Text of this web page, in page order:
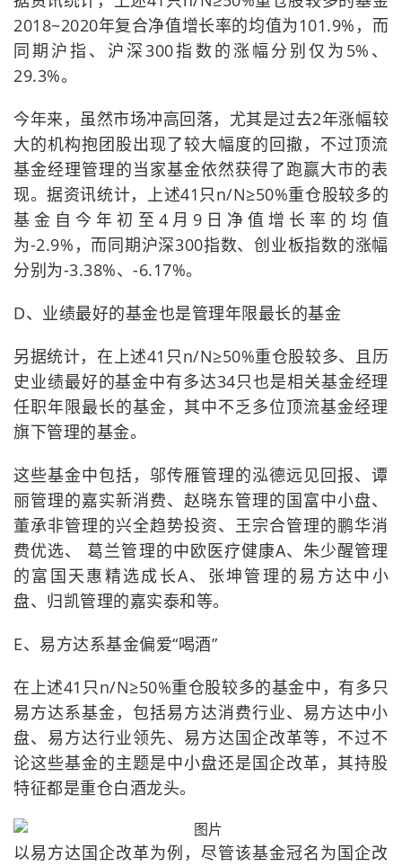
2018~2020年复合净值增长率的均值为101.9%，而
同期沪指、沪深300指数的涨幅分别仅为5%、
29.3%。
今年来，虽然市场冲高回落，尤其是过去2年涨幅较
大的机构抱团股出现了较大幅度的回撤，不过顶流
基金经理管理的当家基金依然获得了跑赢大市的表
现。据资讯统计，上述41只n/N≥50%重仓股较多的
基金自今年初至4月9日净值增长率的均值
为-2.9%，而同期沪深300指数、创业板指数的涨幅
分别为-3.38%、-6.17%。
D、业绩最好的基金也是管理年限最长的基金
另据统计，在上述41只n/N≥50%重仓股较多、且历
史业绩最好的基金中有多达34只也是相关基金经理
任职年限最长的基金，其中不乏多位顶流基金经理
旗下管理的基金。
这些基金中包括，邬传雁管理的泓德远见回报、谭
丽管理的嘉实新消费、赵晓东管理的国富中小盘、
董承非管理的兴全趋势投资、王宗合管理的鹏华消
费优选、 葛兰管理的中欧医疗健康A、朱少醒管理
的富国天惠精选成长A、张坤管理的易方达中小
盘、归凯管理的嘉实泰和等。
E、易方达系基金偏爱“喝酒”
在上述41只n/N≥50%重仓股较多的基金中，有多只
易方达系基金，包括易方达消费行业、易方达中小
盘、易方达行业领先、易方达国企改革等，不过不
论这些基金的主题是中小盘还是国企改革，其持股
特征都是重仓白酒龙头。
以易方达国企改革为例，尽管该基金冠名为国企改